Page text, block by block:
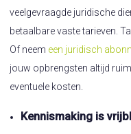
veelgevraagde juridische
betaalbare vaste tarieven.
Of neem een juridisch
jouw opbrengsten altijd
eventuele kosten.
Kennismaking is